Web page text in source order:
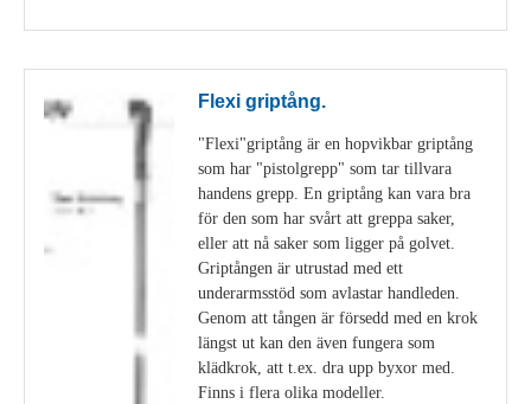
Flexi griptång.
"Flexi"griptång är en hopvikbar griptång
som har "pistolgrepp" som tar tillvara
handens grepp. En griptång kan vara bra
för den som har svårt att greppa saker,
eller att nå saker som ligger på golvet.
Griptången är utrustad med ett
underarmsstöd som avlastar handleden.
Genom att tången är försedd med en krok
längst ut kan den även fungera som
klädkrok, att t.ex. dra upp byxor med.
Finns i flera olika modeller.